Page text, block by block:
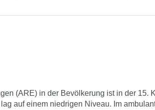
(ARE) in der Bevölkerung ist in der 15.
auf einem niedrigen Niveau. Im